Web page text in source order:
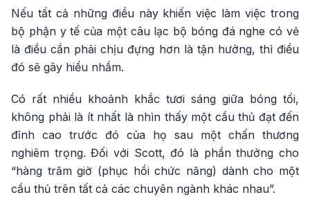
Nếu tất cả những điều này khiến việc làm việc trong
bộ phận y tế của một câu lạc bộ bóng đá nghe có vẻ
là điều cần phải chịu đựng hơn là tận hưởng, thì điều
đó sẽ gây hiểu nhầm.
Có rất nhiều khoảnh khắc tươi sáng giữa bóng tối,
không phải là ít nhất là nhìn thấy một cầu thủ đạt đến
đỉnh cao trước đó của họ sau một chấn thương
nghiêm trọng. Đối với Scott, đó là phần thưởng cho
“hàng trăm giờ (phục hồi chức năng) dành cho một
cầu thủ trên tất cả các chuyên ngành khác nhau”.